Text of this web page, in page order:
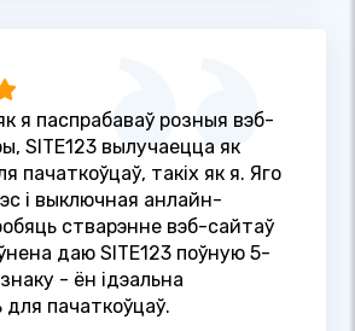
я паспрабаваў розныя вэб-
SITE123 вылучаецца як
пачаткоўцаў, такіх як я. Яго
і выключная анлайн-
стварэнне вэб-сайтаў
даю SITE123 поўную 5-
- ён ідэальна
для пачаткоўцаў.